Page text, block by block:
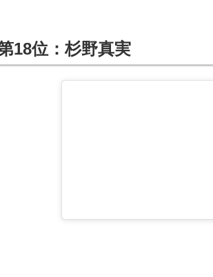
ちょっと気になるネットの話題
18位：杉野真実